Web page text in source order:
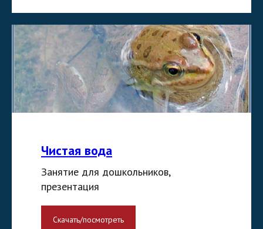
Чистая вода
Занятие для дошкольников,
презентация
Скачать/посмотреть